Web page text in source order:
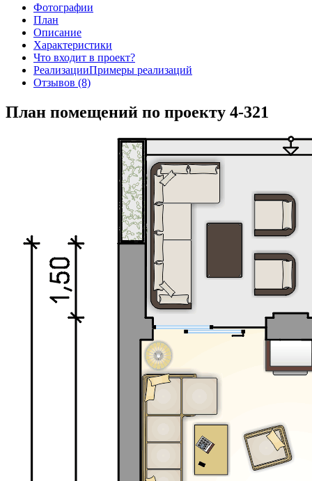
Фотографии
План
Описание
Характеристики
Что входит в проект?
РеализацииПримеры реализаций
Отзывов (8)
План помещений по проекту 4-321